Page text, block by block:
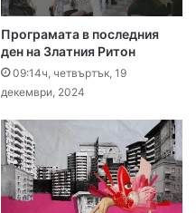
Програмата в последния
ден на Златния Ритон
09:14ч, четвъртък, 19
декември, 2024